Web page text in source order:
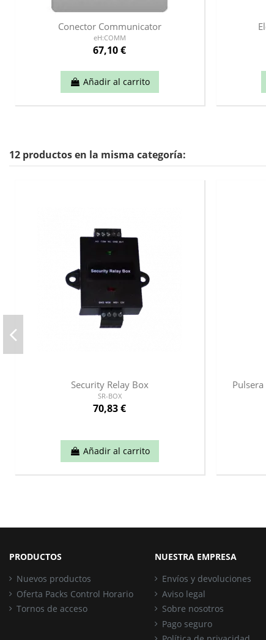
Conector Communicator
eH:COMM
67,10 €
Añadir al carrito
12 productos en la misma categoría:
Security Relay Box
SR-BOX
70,83 €
Añadir al carrito
PRODUCTOS
Nuevos productos
Oferta Packs Control Horario
Tornos de acceso
NUESTRA EMPRESA
Envíos y devoluciones
Aviso legal
Sobre nosotros
Pago seguro